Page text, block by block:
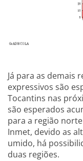
Já para as demais
expressivos são
Tocantins nas
são esperados
para a região
Inmet, devido as
umido, há
duas regiões.